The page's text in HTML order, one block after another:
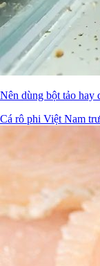
Nên dùng bột tảo hay
Cá rô phi Việt Nam